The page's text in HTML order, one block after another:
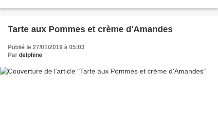
Tarte aux Pommes et crème d'Amandes
Publié le 27/01/2019 à 05:03
Par delphine